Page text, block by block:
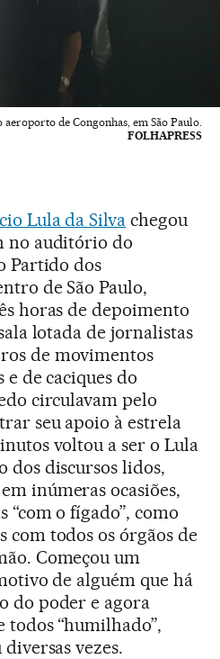
de Congonhas, em São Paulo.
FOLHAPRESS
Lula da Silva chegou
no auditório do
Partido dos
de São Paulo,
horas de depoimento
lotada de jornalistas
de movimentos
de caciques do
circulavam pelo
seu apoio à estrela
voltou a ser o Lula
dos discursos lidos,
inúmeras ocasiões,
“com o fígado”, como
com todos os órgãos de
Começou um
de alguém que há
do poder e agora
todos “humilhado”,
vezes.